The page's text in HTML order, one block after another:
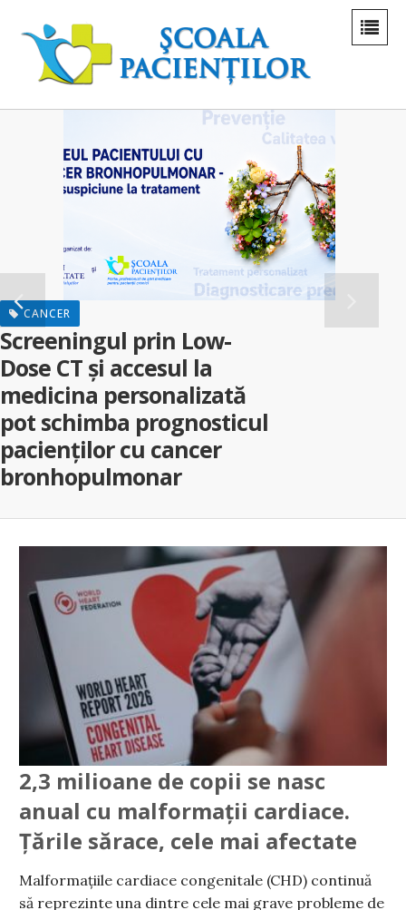
prin Low-
CT și accesul la
personalizată
schimba prognosticul
cu cancer
2,3 milioane de copii se nasc
anual cu malformații cardiace.
Țările sărace, cele mai afectate
Malformațiile cardiace congenitale (CHD) continuă
să reprezinte una dintre cele mai grave probleme de